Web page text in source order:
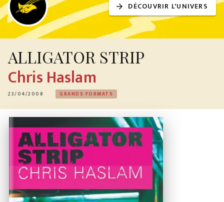
arrow_forward DÉCOUVRIR L'UNIVERS
ALLIGATOR STRIP
Chris Haslam
23/04/2008 GRANDS FORMATS